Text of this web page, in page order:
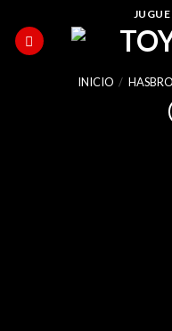
content
INICIO / HASBRO